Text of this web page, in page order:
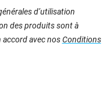
d’utilisation
des produits sont à
accord avec nosConditions